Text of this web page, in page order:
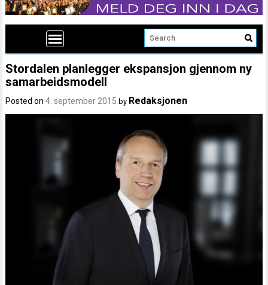
Stordalen planlegger ekspansjon gjennom ny
samarbeidsmodell
Posted on4. september 2015 by Redaksjonen